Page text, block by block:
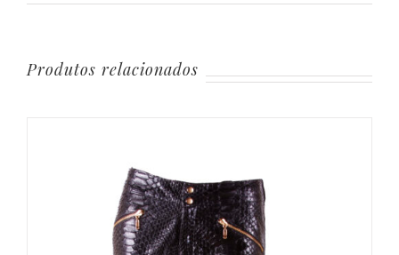
Produtos relacionados